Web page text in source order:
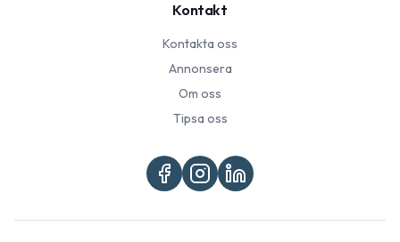
Kontakt
Kontakta oss
Annonsera
Om oss
Tipsa oss